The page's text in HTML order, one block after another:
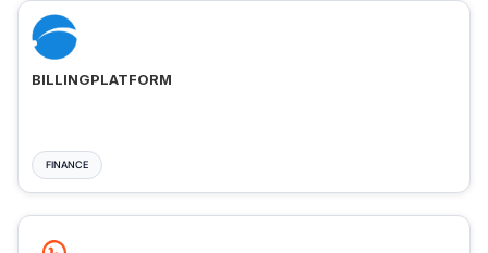
BILLINGPLATFORM
FINANCE